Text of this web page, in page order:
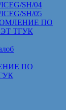
SH/04
SH/05
ПО
ТГУК
ПО